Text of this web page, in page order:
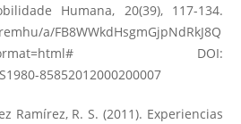
Humana, 20(39), 117-134.
a/FB8WWkdHsgmGjpNdRkJ8Q
DOI:
85852012000200007
Ramírez, R. S. (2011). Experiencias